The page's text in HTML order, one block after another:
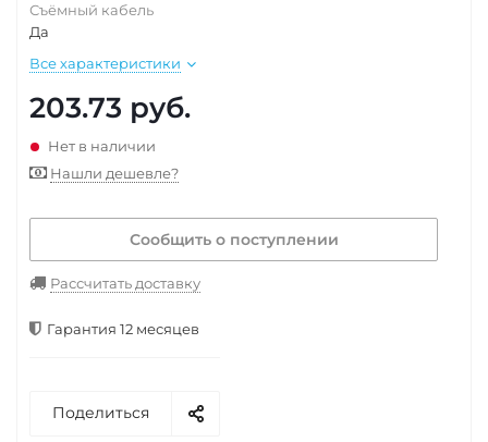
Съёмный кабель
Да
Все характеристики
203.73 руб.
Нет в наличии
Нашли дешевле?
Сообщить о поступлении
Рассчитать доставку
Гарантия 12 месяцев
Поделиться